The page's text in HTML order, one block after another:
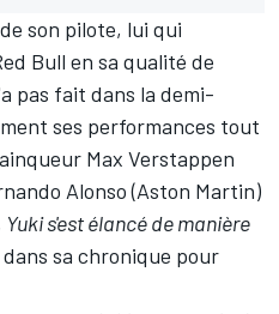
son pilote, lui qui
Bull en sa qualité de
pas fait dans la demi-
ses performances tout
Max Verstappen
Alonso(Aston Martin)
s'est élancé de manière
sa chronique pour